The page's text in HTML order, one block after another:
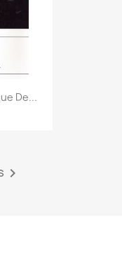
De...
